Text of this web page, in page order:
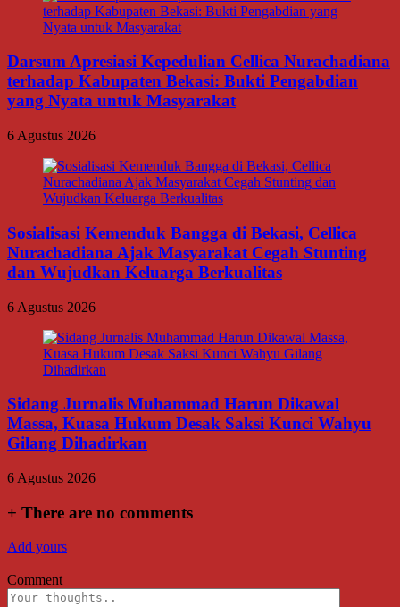
Darsum Apresiasi Kepedulian Cellica Nurachadiana
terhadap Kabupaten Bekasi: Bukti Pengabdian
yang Nyata untuk Masyarakat
6 Agustus 2026
Sosialisasi Kemenduk Bangga di Bekasi, Cellica
Nurachadiana Ajak Masyarakat Cegah Stunting
dan Wujudkan Keluarga Berkualitas
6 Agustus 2026
Sidang Jurnalis Muhammad Harun Dikawal
Massa, Kuasa Hukum Desak Saksi Kunci Wahyu
Gilang Dihadirkan
6 Agustus 2026
+ There are no comments
Add yours
Comment